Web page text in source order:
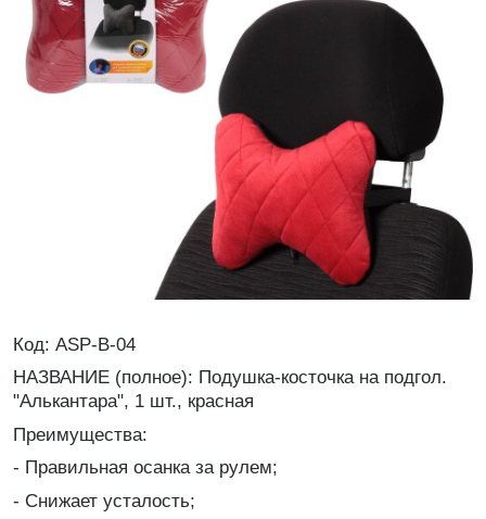
Код: ASP-B-04
НАЗВАНИЕ (полное): Подушка-косточка на подгол.
"Алькантара", 1 шт., красная
Преимущества:
- Правильная осанка за рулем;
- Снижает усталость;